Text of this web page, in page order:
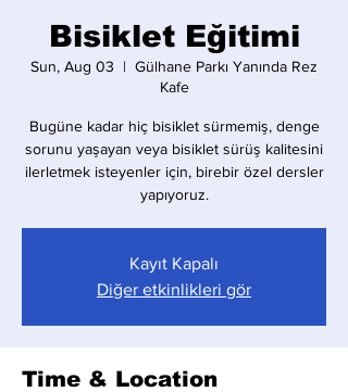
Bisiklet Eğitimi
Sun, Aug 03
  |
Gülhane Parkı Yanında Rez
Kafe
Bugüne kadar hiç bisiklet sürmemiş, denge
sorunu yaşayan veya bisiklet sürüş kalitesini
ilerletmek isteyenler için, birebir özel dersler
yapıyoruz.
Kayıt Kapalı
Diğer etkinlikleri gör
Time & Location